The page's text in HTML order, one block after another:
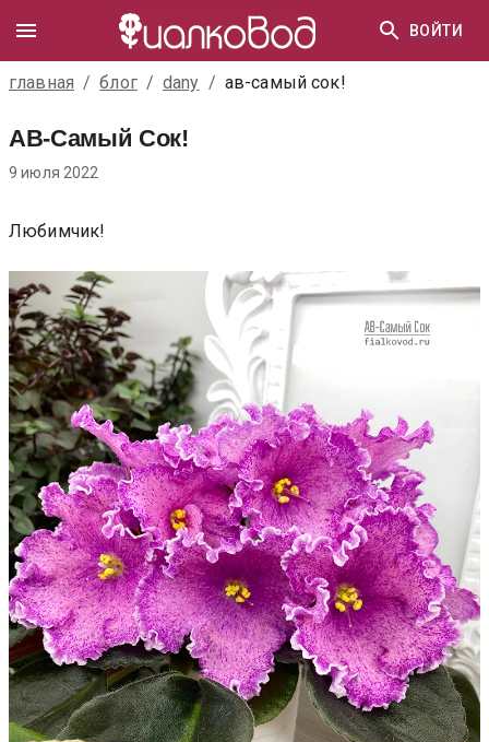
ВОЙТИ
главная / блог / dany / ав-самый сок!
АВ-Самый Сок!
9 июля 2022
Любимчик!